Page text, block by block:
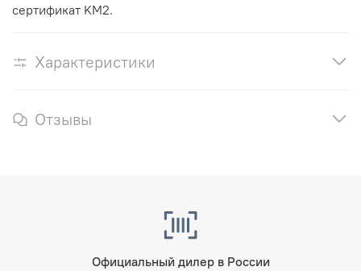
сертификат KM2.
Характеристики
Отзывы
Официальный дилер в России